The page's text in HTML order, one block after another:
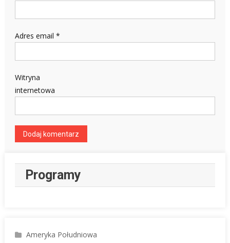
Adres email *
Witryna
internetowa
Programy
Ameryka Południowa